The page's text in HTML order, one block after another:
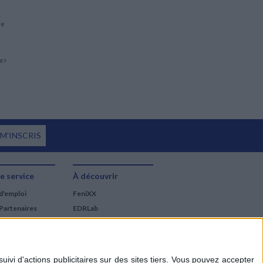
M'INSCRIS
service À découvrir
FeniXX
EDRLab